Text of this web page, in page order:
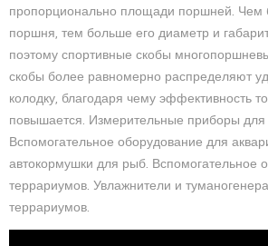
пропорционально площади поршней.
поршня, тем больше его диаметр и
поэтому спортивные скобы
скобы более равномерно распределяют
колодку, благодаря чему эффективность
повышается. Измерительные приборы для
Вспомогательное оборудование для
автокормушки для рыб. Вспомогательное
террариумов. Увлажнители и
террариумов.